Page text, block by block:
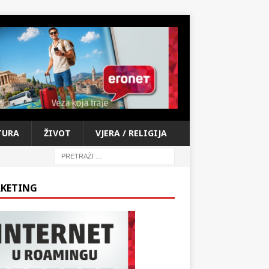
ŽIVOT VJERA / RELIGIJA